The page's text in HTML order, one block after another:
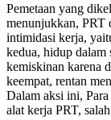
Pemetaan yang
menunjukkan, PRT
intimidasi kerja,
kedua, hidup dalam
kemiskinan karena
keempat, rentan
Dalam aksi ini,
alat kerja PRT,